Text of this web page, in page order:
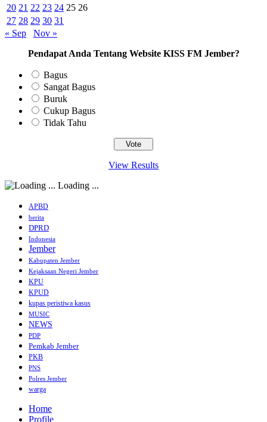
20 21 22 23 24 25 26
27 28 29 30 31
« Sep
Nov »
Pendapat Anda Tentang Website KISS FM Jember?
Bagus
Sangat Bagus
Buruk
Cukup Bagus
Tidak Tahu
View Results
Loading ...
APBD
berita
DPRD
Indonesia
Jember
Kabupaten Jember
Kejaksaan Negeri Jember
KPU
KPUD
kupas peristiwa kasus
MUSIC
NEWS
PDP
Pemkab Jember
PKB
PNS
Polres Jember
warga
Home
Profile